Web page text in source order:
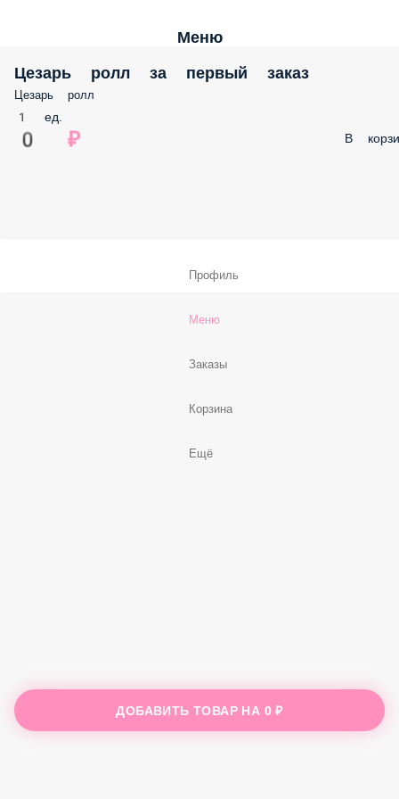
Меню
Цезарь ролл за первый заказ
Цезарь ролл
1 ед.
0 ₽ В
ДОБАВИТЬ ТОВАР НА 0 ₽
Профиль
Меню
Заказы
Корзина
Ещё